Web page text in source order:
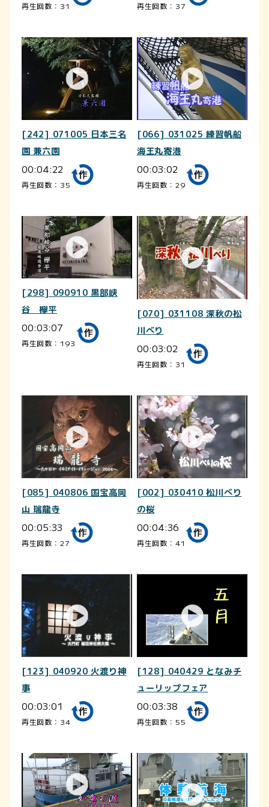
再生回数：31 再生回数：37
[242] 071005 日本三名
園 兼六園
00:04:22
再生回数：35
[066] 031025 練習帆船
海王丸寄港
00:03:02
再生回数：29
[298] 090910 黒部峡
谷 欅平
00:03:07
再生回数：193
[070] 031108 深秋の松
川べり
00:03:02
再生回数：31
[085] 040806 国宝高岡
山 瑞龍寺
00:05:33
再生回数：27
[002] 030410 松川べり
の桜
00:04:36
再生回数：41
[123] 040920 火渡り神
事
00:03:01
再生回数：34
[128] 040429 となみチ
ューリップフェア
00:03:38
再生回数：55